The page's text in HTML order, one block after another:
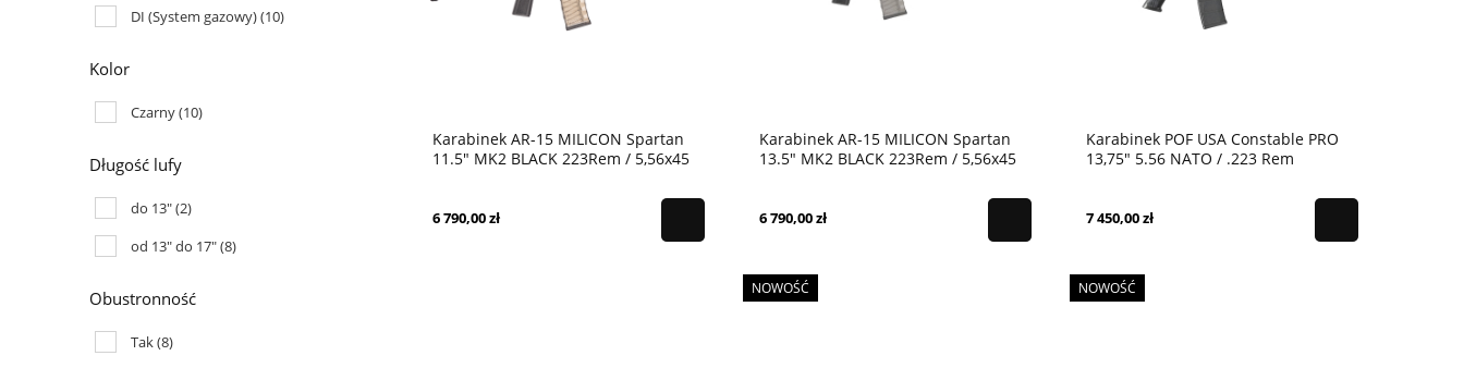
DI (System gazowy)(10)
Kolor
Czarny(10)
Długość lufy
do 13"(2)
od 13" do 17"(8)
Obustronność
Tak(8)
Karabinek AR-15 MILICON Spartan
11.5" MK2 BLACK 223Rem / 5,56x45
6 790,00 zł
Karabinek AR-15 MILICON Spartan
13.5" MK2 BLACK 223Rem / 5,56x45
6 790,00 zł
Karabinek POF USA Constable PRO
13,75" 5.56 NATO / .223 Rem
7 450,00 zł
NOWOŚĆ NOWOŚĆ